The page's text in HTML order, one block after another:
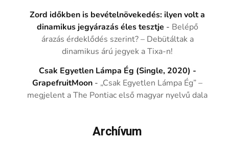
Zord időkben is bevételnövekedés: ilyen volt a
dinamikus jegyárazás éles tesztje - Belépő
árazás érdeklődés szerint? – Debütáltak a
dinamikus árú jegyek a Tixa-n!
Csak Egyetlen Lámpa Ég (Single, 2020) -
GrapefruitMoon - „Csak Egyetlen Lámpa Ég” –
megjelent a The Pontiac első magyar nyelvű dala
Archívum